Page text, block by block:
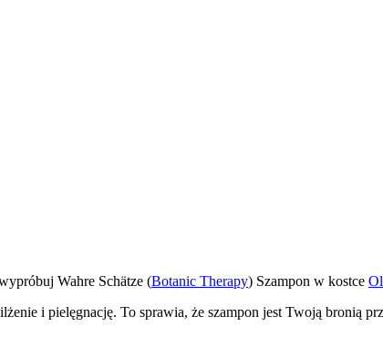
Wahre Schätze (Botanic Therapy) Szampon w kostce
i pielęgnację. To sprawia, że szampon jest Twoją bronią